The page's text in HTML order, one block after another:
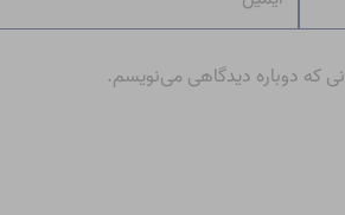
که دوباره دیدگاهی می‌نویسم.